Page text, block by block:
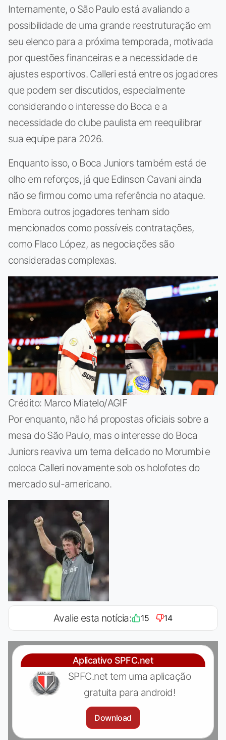
Internamente, o São Paulo está avaliando a
possibilidade de uma grande reestruturação em
seu elenco para a próxima temporada, motivada
por questões financeiras e a necessidade de
ajustes esportivos. Calleri está entre os jogadores
que podem ser discutidos, especialmente
considerando o interesse do Boca e a
necessidade do clube paulista em reequilibrar
sua equipe para 2026.
Enquanto isso, o Boca Juniors também está de
olho em reforços, já que Edinson Cavani ainda
não se firmou como uma referência no ataque.
Embora outros jogadores tenham sido
mencionados como possíveis contratações,
como Flaco López, as negociações são
consideradas complexas.
Crédito: Marco Miatelo/AGIF
Por enquanto, não há propostas oficiais sobre a
mesa do São Paulo, mas o interesse do Boca
Juniors reaviva um tema delicado no Morumbi e
coloca Calleri novamente sob os holofotes do
mercado sul-americano.
Avalie esta notícia: 15 14
Aplicativo SPFC.net
SPFC.net tem uma aplicação
gratuita para android!
Download